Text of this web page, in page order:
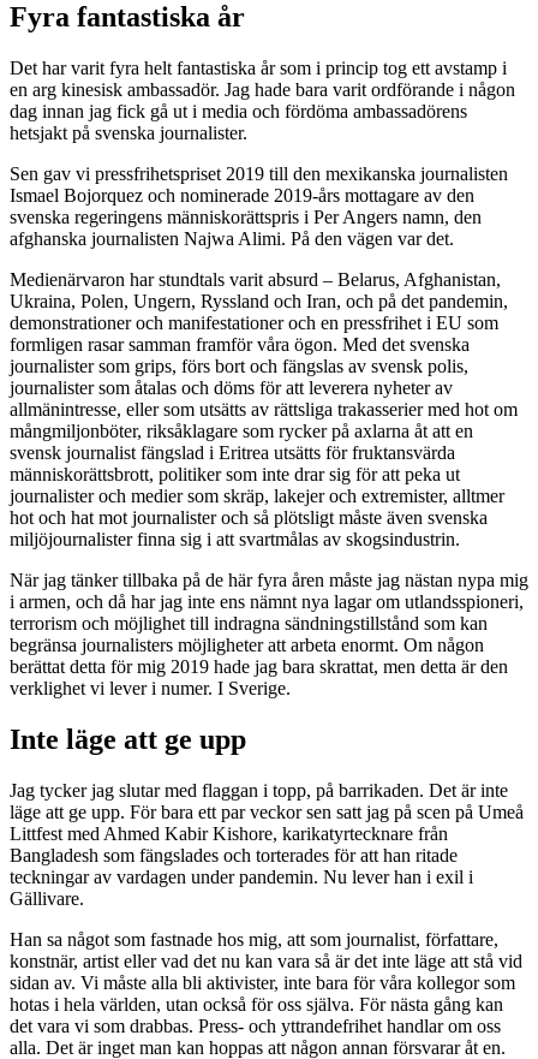
Fyra fantastiska år
Det har varit fyra helt fantastiska år som i princip tog ett avstamp i
en arg kinesisk ambassadör. Jag hade bara varit ordförande i någon
dag innan jag fick gå ut i media och fördöma ambassadörens
hetsjakt på svenska journalister.
Sen gav vi pressfrihetspriset 2019 till den mexikanska journalisten
Ismael Bojorquez och nominerade 2019-års mottagare av den
svenska regeringens människorättspris i Per Angers namn, den
afghanska journalisten Najwa Alimi. På den vägen var det.
Medienärvaron har stundtals varit absurd – Belarus, Afghanistan,
Ukraina, Polen, Ungern, Ryssland och Iran, och på det pandemin,
demonstrationer och manifestationer och en pressfrihet i EU som
formligen rasar samman framför våra ögon. Med det svenska
journalister som grips, förs bort och fängslas av svensk polis,
journalister som åtalas och döms för att leverera nyheter av
allmänintresse, eller som utsätts av rättsliga trakasserier med hot om
mångmiljonböter, riksåklagare som rycker på axlarna åt att en
svensk journalist fängslad i Eritrea utsätts för fruktansvärda
människorättsbrott, politiker som inte drar sig för att peka ut
journalister och medier som skräp, lakejer och extremister, alltmer
hot och hat mot journalister och så plötsligt måste även svenska
miljöjournalister finna sig i att svartmålas av skogsindustrin.
När jag tänker tillbaka på de här fyra åren måste jag nästan nypa mig
i armen, och då har jag inte ens nämnt nya lagar om utlandsspioneri,
terrorism och möjlighet till indragna sändningstillstånd som kan
begränsa journalisters möjligheter att arbeta enormt. Om någon
berättat detta för mig 2019 hade jag bara skrattat, men detta är den
verklighet vi lever i numer. I Sverige.
Inte läge att ge upp
Jag tycker jag slutar med flaggan i topp, på barrikaden. Det är inte
läge att ge upp. För bara ett par veckor sen satt jag på scen på Umeå
Littfest med Ahmed Kabir Kishore, karikatyrtecknare från
Bangladesh som fängslades och torterades för att han ritade
teckningar av vardagen under pandemin. Nu lever han i exil i
Gällivare.
Han sa något som fastnade hos mig, att som journalist, författare,
konstnär, artist eller vad det nu kan vara så är det inte läge att stå vid
sidan av. Vi måste alla bli aktivister, inte bara för våra kollegor som
hotas i hela världen, utan också för oss själva. För nästa gång kan
det vara vi som drabbas. Press- och yttrandefrihet handlar om oss
alla. Det är inget man kan hoppas att någon annan försvarar åt en.